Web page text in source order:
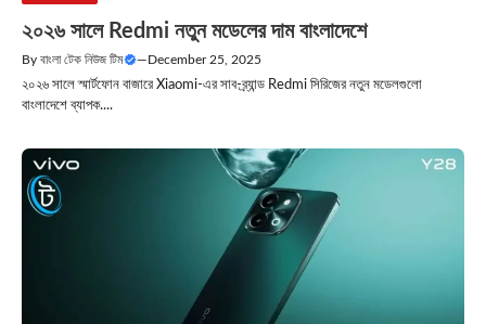
২০২৬ সালে Redmi নতুন মডেলের দাম বাংলাদেশে
By বাংলা টেক নিউজ টিম —December 25, 2025
২০২৬ সালে স্মার্টফোন বাজারে Xiaomi‑এর সাব‑ব্র্যান্ড Redmi সিরিজের নতুন মডেলগুলো
বাংলাদেশে ব্যাপক....